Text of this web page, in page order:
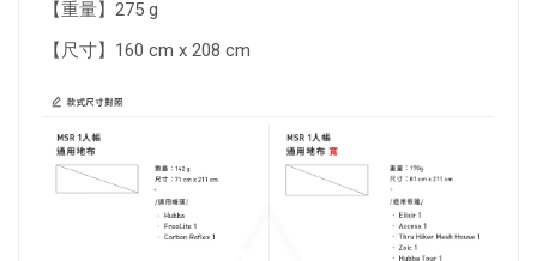
【重量】275 g
【尺寸】160 cm x 208 cm